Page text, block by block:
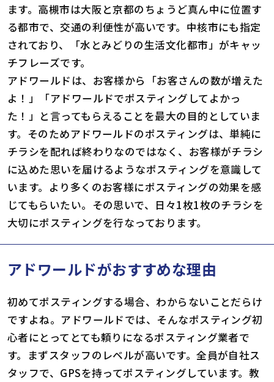
ます。高槻市は大阪と京都のちょうど真ん中に位置す
る都市で、交通の利便性が高いです。中核市にも指定
されており、「水とみどりの生活文化都市」がキャッ
チフレーズです。
アドワールドは、お客様から「お客さんの数が増えた
よ！」「アドワールドでポスティングしてよかっ
た！」と言ってもらえることを最大の目的としていま
す。そのためアドワールドのポスティングは、単純に
チラシを配れば終わりなのではなく、お客様がチラシ
に込めた思いを届けるようなポスティングを意識して
います。より多くのお客様にポスティングの効果を感
じてもらいたい。その思いで、日々1枚1枚のチラシを
大切にポスティングを行なっております。
アドワールドがおすすめな理由
初めてポスティングする場合、わからないことだらけ
ですよね。アドワールドでは、そんなポスティング初
心者にとってとても頼りになるポスティング業者で
す。まずスタッフのレベルが高いです。全員が自社ス
タッフで、GPSを持ってポスティングしています。教